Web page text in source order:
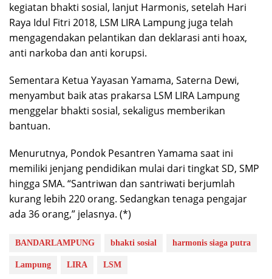
kegiatan bhakti sosial, lanjut Harmonis, setelah Hari
Raya Idul Fitri 2018, LSM LIRA Lampung juga telah
mengagendakan pelantikan dan deklarasi anti hoax,
anti narkoba dan anti korupsi.
Sementara Ketua Yayasan Yamama, Saterna Dewi,
menyambut baik atas prakarsa LSM LIRA Lampung
menggelar bhakti sosial, sekaligus memberikan
bantuan.
Menurutnya, Pondok Pesantren Yamama saat ini
memiliki jenjang pendidikan mulai dari tingkat SD, SMP
hingga SMA. “Santriwan dan santriwati berjumlah
kurang lebih 220 orang. Sedangkan tenaga pengajar
ada 36 orang,” jelasnya. (*)
BANDARLAMPUNG bhakti sosial harmonis siaga putra
Lampung LIRA LSM